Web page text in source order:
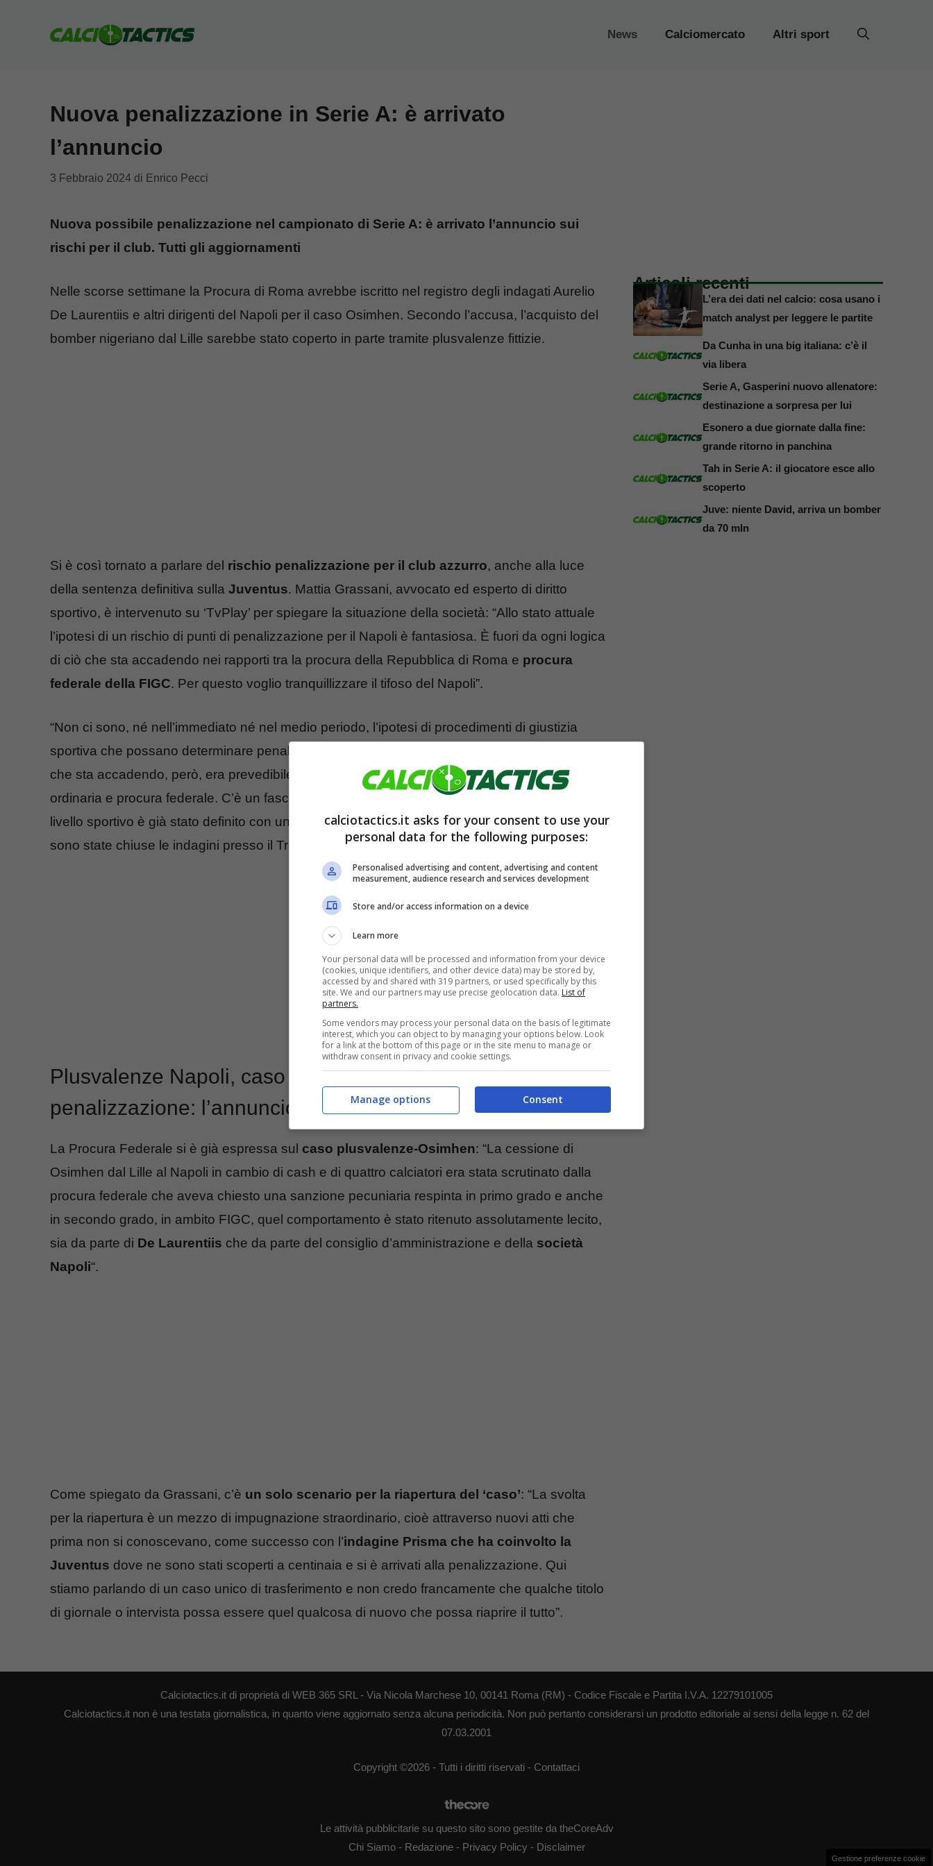
News Calciomercato Altri sport
Nuova penalizzazione in Serie A: è arrivato
l’annuncio
3 Febbraio 2024 di Enrico Pecci
Nuova possibile penalizzazione nel campionato di Serie A: è arrivato l’annuncio sui
rischi per il club. Tutti gli aggiornamenti
Nelle scorse settimane la Procura di Roma avrebbe iscritto nel registro degli indagati Aurelio
De Laurentiis e altri dirigenti del Napoli per il caso Osimhen. Secondo l’accusa, l’acquisto del
bomber nigeriano dal Lille sarebbe stato coperto in parte tramite plusvalenze fittizie.
Si è così tornato a parlare del rischio penalizzazione per il club azzurro, anche alla luce
della sentenza definitiva sulla Juventus. Mattia Grassani, avvocato ed esperto di diritto
sportivo, è intervenuto su ‘TvPlay’ per spiegare la situazione della società: “Allo stato attuale
l’ipotesi di un rischio di punti di penalizzazione per il Napoli è fantasiosa. È fuori da ogni logica
di ciò che sta accadendo nei rapporti tra la procura della Repubblica di Roma e procura
federale della FIGC. Per questo voglio tranquillizzare il tifoso del Napoli”.
“Non ci sono, né nell’immediato né nel medio periodo, l’ipotesi di procedimenti di giustizia
sportiva che possano determinare penalità. – ha annunciato il legale – È ovvio che quello
che sta accadendo, però, era prevedibile. Rientra nella fisiologia dei rapporti tra procura
ordinaria e procura federale. C’è un fascicolo, con oggetto identico sovrapponibile che a
livello sportivo è già stato definito con un doppio grado di giudizio favorevole al Napoli, per cui
sono state chiuse le indagini presso il Tribunale di Roma”.
Plusvalenze Napoli, caso Osimhen e rischio
penalizzazione: l’annuncio di Grassani
La Procura Federale si è già espressa sul caso plusvalenze-Osimhen: “La cessione di
Osimhen dal Lille al Napoli in cambio di cash e di quattro calciatori era stata scrutinato dalla
procura federale che aveva chiesto una sanzione pecuniaria respinta in primo grado e anche
in secondo grado, in ambito FIGC, quel comportamento è stato ritenuto assolutamente lecito,
sia da parte di De Laurentiis che da parte del consiglio d’amministrazione e della società
Napoli“.
Come spiegato da Grassani, c’è un solo scenario per la riapertura del ‘caso’: “La svolta
per la riapertura è un mezzo di impugnazione straordinario, cioè attraverso nuovi atti che
prima non si conoscevano, come successo con l’indagine Prisma che ha coinvolto la
Juventus dove ne sono stati scoperti a centinaia e si è arrivati alla penalizzazione. Qui
stiamo parlando di un caso unico di trasferimento e non credo francamente che qualche titolo
di giornale o intervista possa essere quel qualcosa di nuovo che possa riaprire il tutto”.
Articoli recenti
L’era dei dati nel calcio: cosa usano i
match analyst per leggere le partite
Da Cunha in una big italiana: c’è il
via libera
Serie A, Gasperini nuovo allenatore:
destinazione a sorpresa per lui
Esonero a due giornate dalla fine:
grande ritorno in panchina
Tah in Serie A: il giocatore esce allo
scoperto
Juve: niente David, arriva un bomber
da 70 mln
Calciotactics.it di proprietà di WEB 365 SRL - Via Nicola Marchese 10, 00141 Roma (RM) - Codice Fiscale e Partita I.V.A. 12279101005
Calciotactics.it non è una testata giornalistica, in quanto viene aggiornato senza alcuna periodicità. Non può pertanto considerarsi un prodotto editoriale ai sensi della legge n. 62 del
07.03.2001
Copyright ©2026 - Tutti i diritti riservati - Contattaci
Le attività pubblicitarie su questo sito sono gestite da theCoreAdv
Chi Siamo- Redazione- Privacy Policy - Disclaimer
Gestione preferenze cookie
calciotactics.it asks for your consent to use your
personal data for the following purposes:
Personalised advertising and content, advertising and content
measurement, audience research and services development
Store and/or access information on a device
Learn more
Your personal data will be processed and information from your device
(cookies, unique identifiers, and other device data) may be stored by,
accessed by and shared with 319 partners, or used specifically by this
site. We and our partners may use precise geolocation data. List of
partners.
Some vendors may process your personal data on the basis of legitimate
interest, which you can object to by managing your options below. Look
for a link at the bottom of this page or in the site menu to manage or
withdraw consent in privacy and cookie settings.
Consent
Manage options